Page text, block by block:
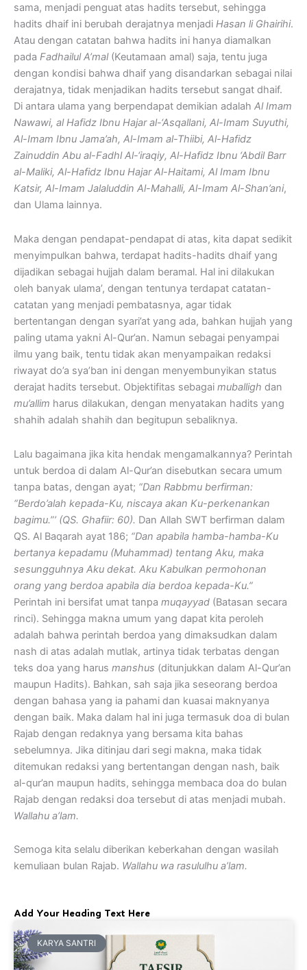
sama, menjadi penguat atas hadits tersebut, sehingga
hadits dhaif ini berubah derajatnya menjadi Hasan li Ghairihi.
Atau dengan catatan bahwa hadits ini hanya diamalkan
pada Fadhailul A’mal(Keutamaan amal) saja, tentu juga
dengan kondisi bahwa dhaif yang disandarkan sebagai nilai
derajatnya, tidak menjadikan hadits tersebut sangat dhaif.
Di antara ulama yang berpendapat demikian adalah Al Imam
Nawawi, al Hafidz Ibnu Hajar al-‘Asqallani, Al-Imam Suyuthi,
Al-Imam Ibnu Jama’ah, Al-Imam al-Thiibi, Al-Hafidz
Zainuddin Abu al-Fadhl Al-‘iraqiy, Al-Hafidz Ibnu ‘Abdil Barr
al-Maliki, Al-Hafidz Ibnu Hajar Al-Haitami, Al Imam Ibnu
Katsir, Al-Imam Jalaluddin Al-Mahalli, Al-Imam Al-Shan’ani,
dan Ulama lainnya.
Maka dengan pendapat-pendapat di atas, kita dapat sedikit
menyimpulkan bahwa, terdapat hadits-hadits dhaif yang
dijadikan sebagai hujjah dalam beramal. Hal ini dilakukan
oleh banyak ulama’, dengan tentunya terdapat catatan-
catatan yang menjadi pembatasnya, agar tidak
bertentangan dengan syari’at yang ada, bahkan hujjah yang
paling utama yakni Al-Qur’an. Namun sebagai penyampai
ilmu yang baik, tentu tidak akan menyampaikan redaksi
riwayat do’a sya’ban ini dengan menyembunyikan status
derajat hadits tersebut. Objektifitas sebagai muballigh dan
mu’allim harus dilakukan, dengan menyatakan hadits yang
shahih adalah shahih dan begitupun sebaliknya.
Lalu bagaimana jika kita hendak mengamalkannya? Perintah
untuk berdoa di dalam Al-Qur’an disebutkan secara umum
tanpa batas, dengan ayat; “Dan Rabbmu berfirman:
“Berdo’alah kepada-Ku, niscaya akan Ku-perkenankan
bagimu.”’ (QS. Ghafiir: 60). Dan Allah SWT berfirman dalam
QS. Al Baqarah ayat 186; “Dan apabila hamba-hamba-Ku
bertanya kepadamu (Muhammad) tentang Aku, maka
sesungguhnya Aku dekat. Aku Kabulkan permohonan
orang yang berdoa apabila dia berdoa kepada-Ku.”
Perintah ini bersifat umat tanpa muqayyad (Batasan secara
rinci). Sehingga makna umum yang dapat kita peroleh
adalah bahwa perintah berdoa yang dimaksudkan dalam
nash di atas adalah mutlak, artinya tidak terbatas dengan
teks doa yang harus manshus (ditunjukkan dalam Al-Qur’an
maupun Hadits). Bahkan, sah saja jika seseorang berdoa
dengan bahasa yang ia pahami dan kuasai maknyanya
dengan baik. Maka dalam hal ini juga termasuk doa di bulan
Rajab dengan redaknya yang bersama kita bahas
sebelumnya. Jika ditinjau dari segi makna, maka tidak
ditemukan redaksi yang bertentangan dengan nash, baik
al-qur’an maupun hadits, sehingga membaca doa do bulan
Rajab dengan redaksi doa tersebut di atas menjadi mubah.
Wallahu a’lam.
Semoga kita selalu diberikan keberkahan dengan wasilah
kemuliaan bulan Rajab. Wallahu wa rasululhu a’lam.
Add Your Heading Text Here
KARYA SANTRI